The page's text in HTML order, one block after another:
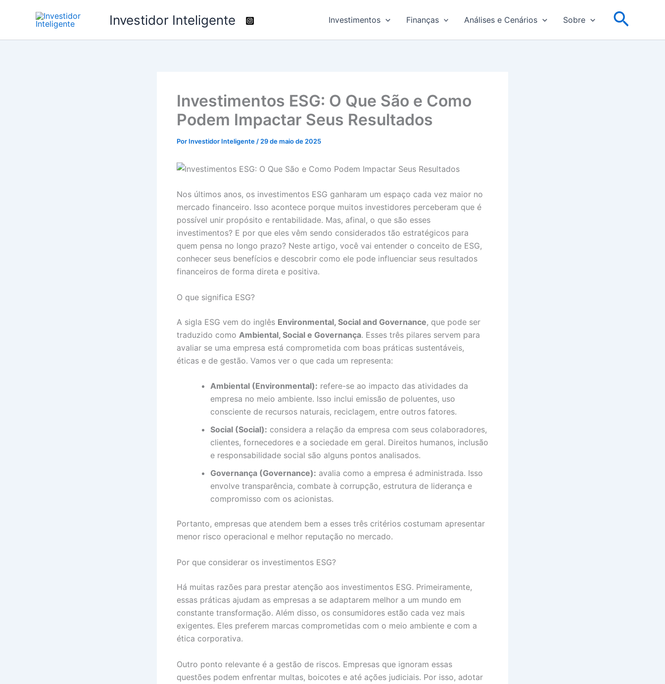
Investidor Inteligente Investimentos Finanças Análises e Cenários Sobre
Investimentos ESG: O Que São e Como
Podem Impactar Seus Resultados
Por Investidor Inteligente / 29 de maio de 2025
Nos últimos anos, os investimentos ESG ganharam um espaço cada vez maior no
mercado financeiro. Isso acontece porque muitos investidores perceberam que é
possível unir propósito e rentabilidade. Mas, afinal, o que são esses
investimentos? E por que eles vêm sendo considerados tão estratégicos para
quem pensa no longo prazo? Neste artigo, você vai entender o conceito de ESG,
conhecer seus benefícios e descobrir como ele pode influenciar seus resultados
financeiros de forma direta e positiva.
O que significa ESG?
A sigla ESG vem do inglês Environmental, Social and Governance, que pode ser
traduzido como Ambiental, Social e Governança. Esses três pilares servem para
avaliar se uma empresa está comprometida com boas práticas sustentáveis,
éticas e de gestão. Vamos ver o que cada um representa:
Ambiental (Environmental): refere-se ao impacto das atividades da
empresa no meio ambiente. Isso inclui emissão de poluentes, uso
consciente de recursos naturais, reciclagem, entre outros fatores.
Social (Social): considera a relação da empresa com seus colaboradores,
clientes, fornecedores e a sociedade em geral. Direitos humanos, inclusão
e responsabilidade social são alguns pontos analisados.
Governança (Governance): avalia como a empresa é administrada. Isso
envolve transparência, combate à corrupção, estrutura de liderança e
compromisso com os acionistas.
Portanto, empresas que atendem bem a esses três critérios costumam apresentar
menor risco operacional e melhor reputação no mercado.
Por que considerar os investimentos ESG?
Há muitas razões para prestar atenção aos investimentos ESG. Primeiramente,
essas práticas ajudam as empresas a se adaptarem melhor a um mundo em
constante transformação. Além disso, os consumidores estão cada vez mais
exigentes. Eles preferem marcas comprometidas com o meio ambiente e com a
ética corporativa.
Outro ponto relevante é a gestão de riscos. Empresas que ignoram essas
questões podem enfrentar multas, boicotes e até ações judiciais. Por isso, adotar